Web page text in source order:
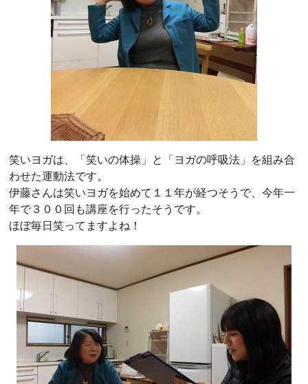
笑いヨガは、「笑いの体操」と「ヨガの呼吸法」を組み合
わせた運動法です。
伊藤さんは笑いヨガを始めて１１年が経つそうで、今年一
年で３００回も講座を行ったそうです。
ほぼ毎日笑ってますよね！